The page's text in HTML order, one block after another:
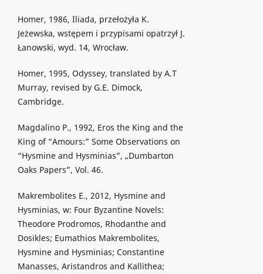
Homer, 1986, Iliada, przełożyła K.
Jeżewska, wstępem i przypisami opatrzył J.
Łanowski, wyd. 14, Wrocław.
Homer, 1995, Odyssey, translated by A.T
Murray, revised by G.E. Dimock,
Cambridge.
Magdalino P., 1992, Eros the King and the
King of “Amours:” Some Observations on
“Hysmine and Hysminias”, „Dumbarton
Oaks Papers”, Vol. 46.
Makrembolites E., 2012, Hysmine and
Hysminias, w: Four Byzantine Novels:
Theodore Prodromos, Rhodanthe and
Dosikles; Eumathios Makrembolites,
Hysmine and Hysminias; Constantine
Manasses, Aristandros and Kallithea;